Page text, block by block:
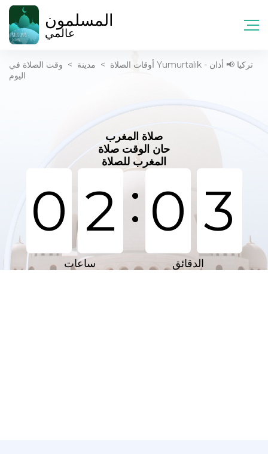
المسلمون
عالمي
أوقات الصلاة > مدينة > وقت الصلاة في Yumurtalık - تركيا 📢 أذان
اليوم
صلاة المغرب
حان الوقت صلاة
المغرب للصلاة
0 2 : 0 3
ساعات الدقائق